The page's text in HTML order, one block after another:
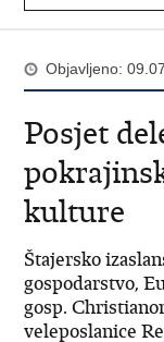
Objavljeno:
Posjet
kulture
Štajersko
gospodarstvo,
gosp.
veleposlanice